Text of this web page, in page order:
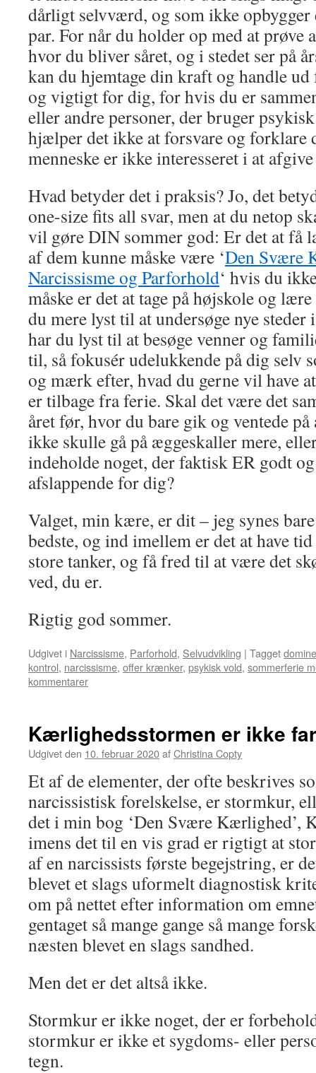
dårligt selvværd, og som ikke
par. For når du holder op med at prøve
hvor du bliver såret, og i stedet ser på
kan du hjemtage din kraft og handle
og vigtigt for dig, for hvis du er
eller andre personer, der bruger
hjælper det ikke at forsvare og forklare
menneske er ikke interesseret i at
Hvad betyder det i praksis? Jo, det
one-size fits all svar, men at du netop
vil gøre DIN sommer god: Er det at få
af dem kunne måske være ‘Den Svære
Narcissisme og Parforhold‘ hvis du
måske er det at tage på højskole og
du mere lyst til at undersøge nye steder
har du lyst til at besøge venner og
til, så fokusér udelukkende på dig selv
og mærk efter, hvad du gerne vil have
er tilbage fra ferie. Skal det være det
året før, hvor du bare gik og ventede
ikke skulle gå på æggeskaller mere,
indeholde noget, der faktisk ER godt
afslappende for dig?
Valget, min kære, er dit – jeg synes
bedste, og ind imellem er det at have
store tanker, og få fred til at være det
ved, du er.
Rigtig god sommer.
Udgivet i Narcissisme, Parforhold, Selvudvikling | Tagget
kontrol, narcissisme, offer krænker, psykisk vold, sommerferie
kommentarer
Kærlighedsstormen er ikke
Udgivet den 10. februar 2020afChristina Copty
Et af de elementer, der ofte beskrives
narcissistisk forelskelse, er stormkur,
det i min bog ‘Den Svære Kærlighed’,
imens det til en vis grad er rigtigt at
af en narcissists første begejstring, er
blevet et slags uformelt diagnostisk
om på nettet efter information om
gentaget så mange gange så mange
næsten blevet en slags sandhed.
Men det er det altså ikke.
Stormkur er ikke noget, der er
stormkur er ikke et sygdoms- eller
tegn.